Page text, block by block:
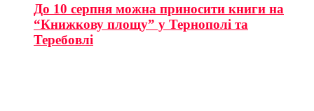
До 10 серпня можна приносити книги на
“Книжкову площу” у Тернополі та
Теребовлі